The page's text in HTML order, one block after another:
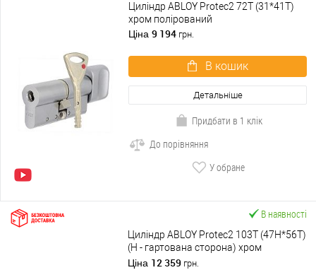
Циліндр ABLOY Protec2 72T (31*41T)
хром полірований
Ціна 9 194 грн.
В кошик
Детальніше
Придбати в 1 клік
До порівняння
У обране
В наявності
Циліндр ABLOY Protec2 103T (47H*56T)
(H - гартована сторона) хром
полірований
Ціна 12 359 грн.